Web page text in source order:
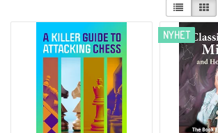
Lektioner/undervisning
Schackdatorer
Utgivningsår
NYHET